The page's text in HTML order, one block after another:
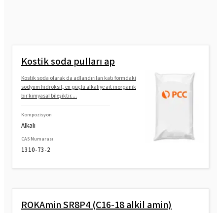
Kostik soda pulları ap
Kostik soda olarak da adlandırılan katı formdaki
sodyum hidroksit, en güçlü alkaliye ait inorganik
bir kimyasal bileşiktir....
Kompozisyon
Alkali
CAS Numarası.
1310-73-2
ROKAmin SR8P4 (C16-18 alkil amin)